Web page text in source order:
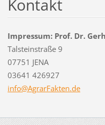
Kontakt
Impressum: Prof. Dr.
Talsteinstraße 9
07751 JENA
03641 426927
info@AgrarFakten.de